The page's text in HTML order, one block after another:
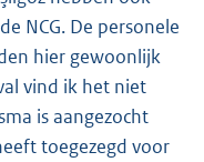
NCG. De personele
hier gewoonlijk
vind ik het niet
is aangezocht
toegezegd voor